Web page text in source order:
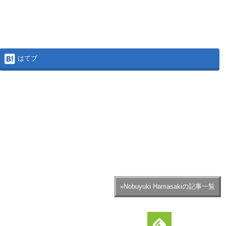
はてブ
»Nobuyuki Hamasakiの記事一覧